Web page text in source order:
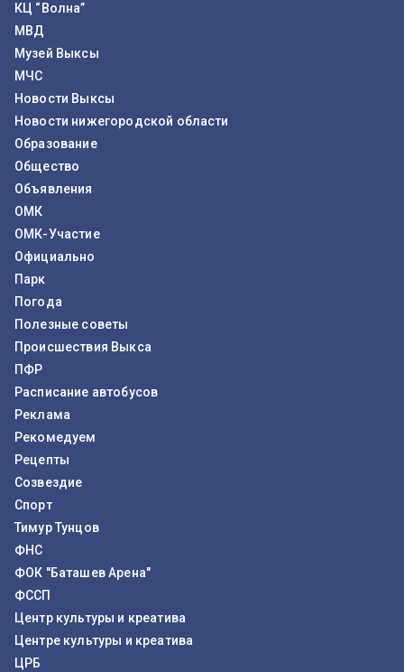
КЦ “Волна”
МВД
Музей Выксы
МЧС
Новости Выксы
Новости нижегородской области
Образование
Общество
Объявления
ОМК
ОМК-Участие
Официально
Парк
Погода
Полезные советы
Происшествия Выкса
ПФР
Расписание автобусов
Реклама
Рекомедуем
Рецепты
Созвездие
Спорт
Тимур Тунцов
ФНС
ФОК "Баташев Арена"
ФССП
Центр культуры и креатива
Центре культуры и креатива
ЦРБ